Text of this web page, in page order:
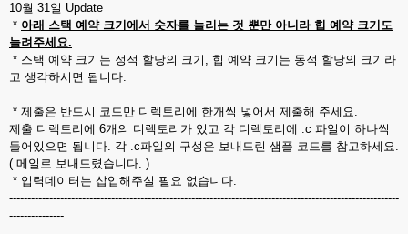
10월 31일 Update
* 아래 스택 예약 크기에서 숫자를 늘리는 것 뿐만 아니라 힙 예약 크기도
늘려주세요.
* 스택 예약 크기는 정적 할당의 크기, 힙 예약 크기는 동적 할당의 크기라
고 생각하시면 됩니다.
* 제출은 반드시 코드만 디렉토리에 한개씩 넣어서 제출해 주세요.
제출 디렉토리에 6개의 디렉토리가 있고 각 디렉토리에 .c 파일이 하나씩
들어있으면 됩니다. 각 .c파일의 구성은 보내드린 샘플 코드를 참고하세요.
( 메일로 보내드렸습니다. )
* 입력데이터는 삽입해주실 필요 없습니다.
-----------------------------------------------------------------------------------------------------------
---------------